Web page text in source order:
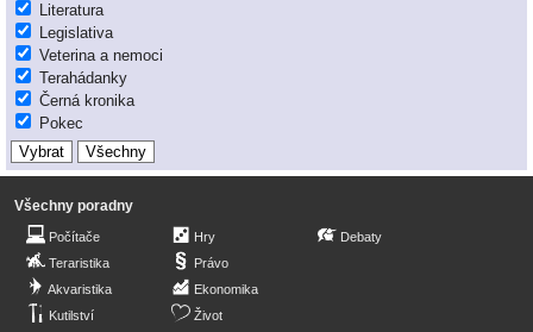
Literatura
Legislativa
Veterina a nemoci
Terahádanky
Černá kronika
Pokec
Všechny poradny
Počítače
Teraristika
Akvaristika
Kutilství
Hry
Právo
Ekonomika
Život
Debaty